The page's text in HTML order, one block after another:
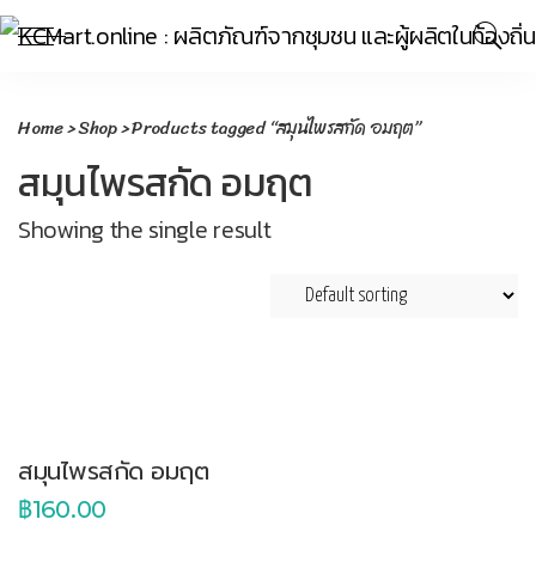
Home>Shop> Products tagged “สมุนไพรสกัด อมฤต”
สมุนไพรสกัด อมฤต
Showing the single result
สมุนไพรสกัด อมฤต
฿160.00